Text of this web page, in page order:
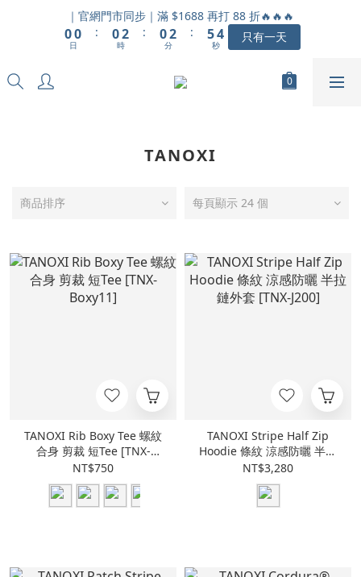
｜官網門市同步｜滿 $1688 再打 88 折🔥🔥🔥
0
1
0
日
:
1
0
3
2
1
時
:
1
0
3
2
1
分
:
6
5
4
5
4
3
秒
只有一天
TANOXI
商品排序 每頁顯示 24 個
TANOXI Rib Boxy Tee 螺紋
合身 剪裁 短Tee [TNX-
Boxy11]
NT$750
TANOXI Stripe Half Zip
Hoodie 條紋 涼感防曬 半拉
鏈外套 [TNX-J200]
NT$3,280